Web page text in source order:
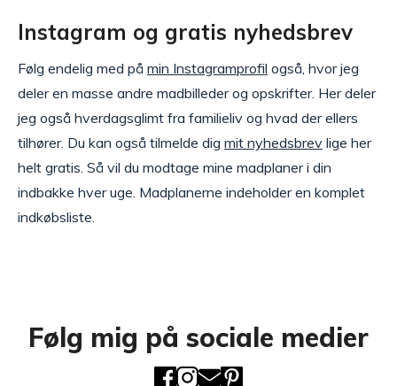
Instagram og gratis nyhedsbrev
Følg endelig med på min Instagramprofil også, hvor jeg
deler en masse andre madbilleder og opskrifter. Her deler
jeg også hverdagsglimt fra familieliv og hvad der ellers
tilhører. Du kan også tilmelde dig mit nyhedsbrev lige her
helt gratis. Så vil du modtage mine madplaner i din
indbakke hver uge. Madplanerne indeholder en komplet
indkøbsliste.
Følg mig på sociale medier